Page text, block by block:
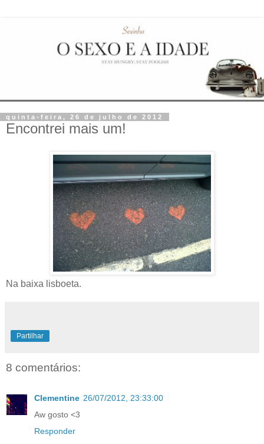
quinta-feira, 26 de julho de 2012
Encontrei mais um!
Na baixa lisboeta.
Partilhar
8 comentários:
Clementine 26/07/2012, 23:33:00
Aw gosto <3
Responder